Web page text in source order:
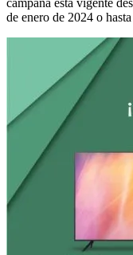
campaña está vigente
de enero de 2024 o